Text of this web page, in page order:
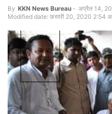
By KKN News Bureau - अप्रैल 14,
Modified date: फ़रवरी 20, 2020 2:54